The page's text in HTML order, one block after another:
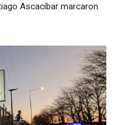
Ascacíbar marcaron